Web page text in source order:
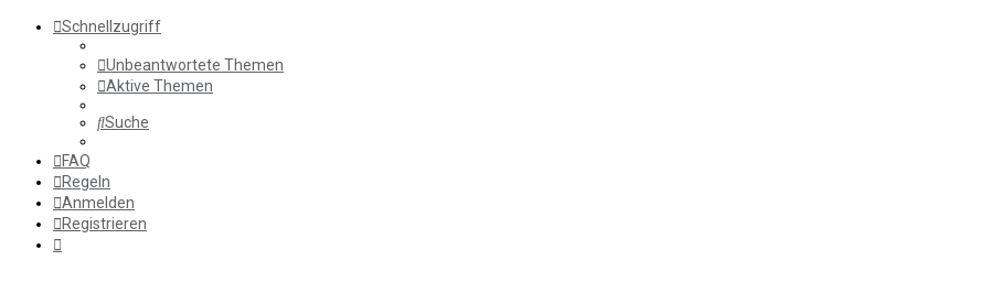
Schnellzugriff
Unbeantwortete Themen
Aktive Themen
Suche
FAQ
Regeln
Anmelden
Registrieren